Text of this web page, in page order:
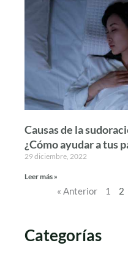
Causas de la
¿Cómo ayudar a tus
29 diciembre, 2022
Leer más »
« Anterior 1 2
Categorías